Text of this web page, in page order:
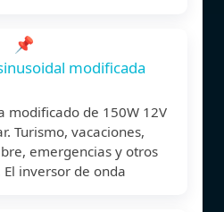
📌
modificada
modificado de 150W 12V
Turismo, vacaciones,
emergencias y otros
inversor de onda